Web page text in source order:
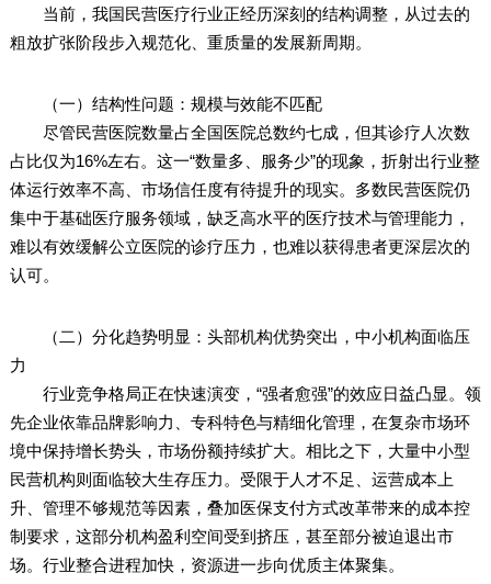
当前，我国民营医疗行业正经历深刻的结构调整，从过去的
粗放扩张阶段步入规范化、重质量的发展新周期。
（一）结构性问题：规模与效能不匹配
尽管民营医院数量占全国医院总数约七成，但其诊疗人次数
占比仅为16%左右。这一“数量多、服务少”的现象，折射出行业整
体运行效率不高、市场信任度有待提升的现实。多数民营医院仍
集中于基础医疗服务领域，缺乏高水平的医疗技术与管理能力，
难以有效缓解公立医院的诊疗压力，也难以获得患者更深层次的
认可。
（二）分化趋势明显：头部机构优势突出，中小机构面临压
力
行业竞争格局正在快速演变，“强者愈强”的效应日益凸显。领
先企业依靠品牌影响力、专科特色与精细化管理，在复杂市场环
境中保持增长势头，市场份额持续扩大。相比之下，大量中小型
民营机构则面临较大生存压力。受限于人才不足、运营成本上
升、管理不够规范等因素，叠加医保支付方式改革带来的成本控
制要求，这部分机构盈利空间受到挤压，甚至部分被迫退出市
场。行业整合进程加快，资源进一步向优质主体聚集。